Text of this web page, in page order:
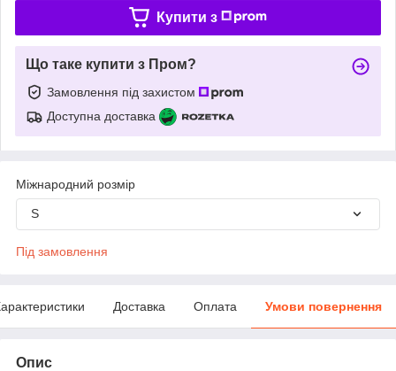
Купити з
Що таке купити з Пром?
Замовлення під захистом
Доступна доставка
Міжнародний розмір
S
Під замовлення
Доставка Оплата Умови повернення
Опис